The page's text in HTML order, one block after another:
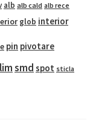
alb alb cald alb rece
glob interior
pin pivotare
smd spot sticla